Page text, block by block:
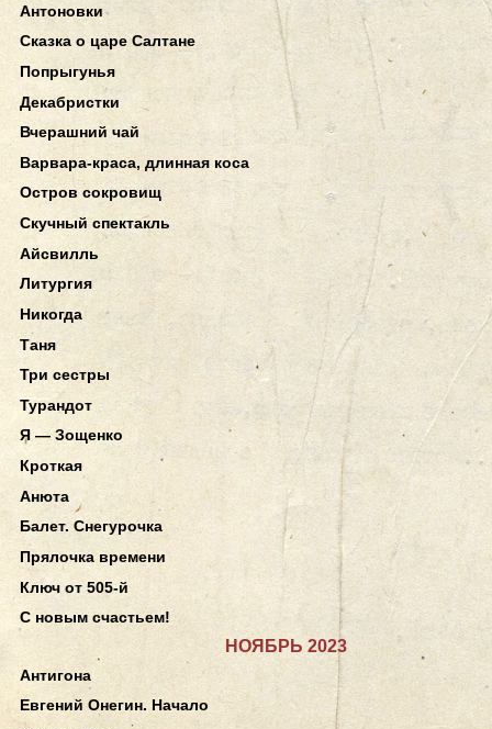
Антоновки
Сказка о царе Салтане
Попрыгунья
Декабристки
Вчерашний чай
Варвара-краса, длинная коса
Остров сокровищ
Скучный спектакль
Айсвилль
Литургия
Никогда
Таня
Три сестры
Турандот
Я — Зощенко
Кроткая
Анюта
Балет. Снегурочка
Прялочка времени
Ключ от 505-й
С новым счастьем!
НОЯБРЬ 2023
Антигона
Евгений Онегин. Начало